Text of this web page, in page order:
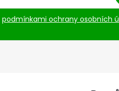
podmínkami ochrany osobních